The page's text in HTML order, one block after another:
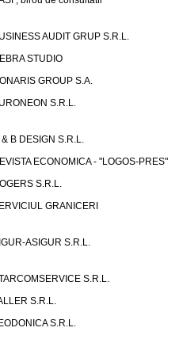
AUDIT GRUP S.R.L.
STUDIO
GROUP S.A.
S.R.L.
B DESIGN S.R.L.
ECONOMICA - "LOGOS-PRES"
S.R.L.
GRANICERI
ASIGUR S.R.L.
S.R.L.
S.R.L.
S.R.L.